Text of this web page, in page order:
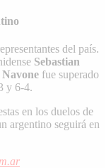
del país.
Sebastian
fue superado
y 6-4.
en los duelos de
argentino seguirá en